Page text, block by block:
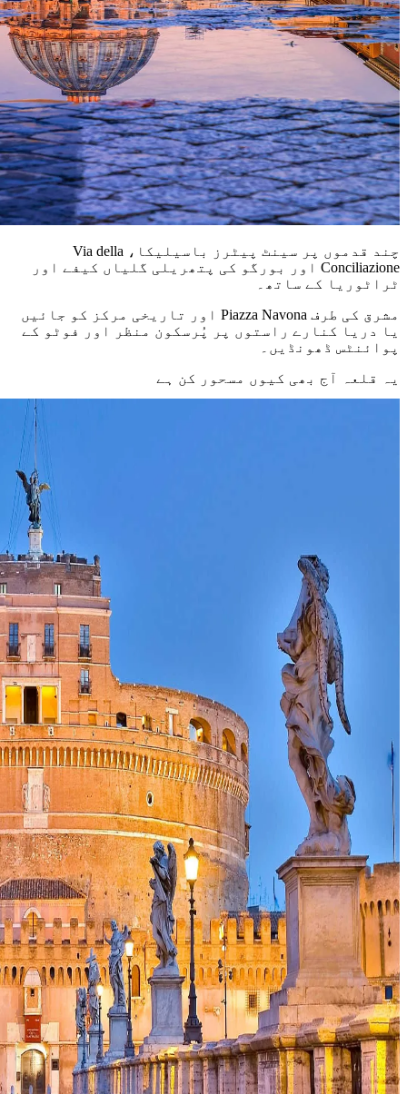
چند قدموں پر سینٹ پیٹرز باسیلیکا، Via della
Conciliazione اور بورگو کی پتھریلی گلیاں کیفے اور
ٹراٹوریا کے ساتھ۔
مشرق کی طرف Piazza Navona اور تاریخی مرکز کو جائیں
یا دریا کنارے راستوں پر پُرسکون منظر اور فوٹو کے
پوائنٹس ڈھونڈیں۔
یہ قلعہ آج بھی کیوں مسحور کن ہے